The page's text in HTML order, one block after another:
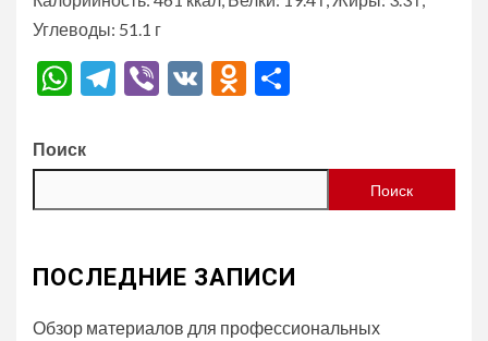
Углеводы: 51.1 г
WhatsApp
Telegram
Viber
VK Odnoklassniki
Поиск
Поиск
ПОСЛЕДНИЕ ЗАПИСИ
Обзор материалов для профессиональных